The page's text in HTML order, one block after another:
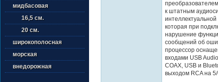
мидбасовая
16,5 см.
20 см.
широкополосная
морская
внедорожная
к штатным
которая при
нарушение
сообщений об
процессор
входами USB
COAX, USB и
выходом RCA на